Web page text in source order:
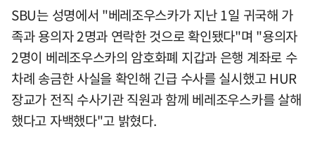
SBU는 성명에서 "베레조우스카가 지난 1일 귀국해 가
족과 용의자 2명과 연락한 것으로 확인됐다"며 "용의자
2명이 베레조우스카의 암호화폐 지갑과 은행 계좌로 수
차례 송금한 사실을 확인해 긴급 수사를 실시했고 HUR
장교가 전직 수사기관 직원과 함께 베레조우스카를 살해
했다고 자백했다"고 밝혔다.